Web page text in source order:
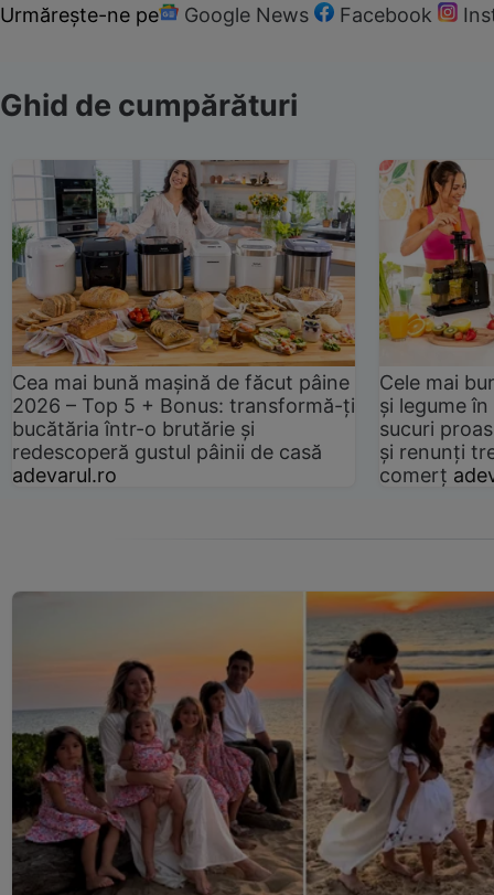
Urmărește-ne pe Google News Facebook
Ghid de cumpărături
Cea mai bună mașină de făcut pâine
2026 – Top 5 + Bonus: transformă-ți
bucătăria într-o brutărie și
redescoperă gustul pâinii de casă
adevarul.ro
Cele mai
și legume
sucuri
și renunți
comerț